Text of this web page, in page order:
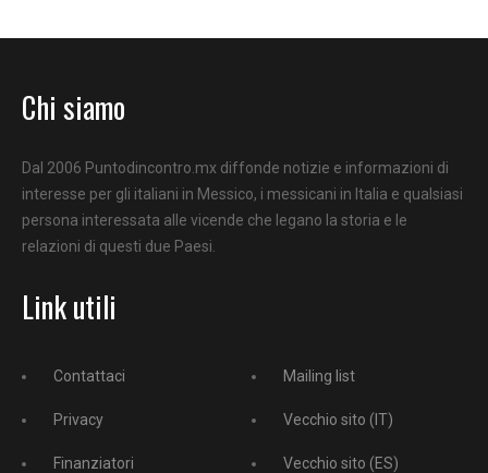
Chi siamo
Dal 2006 Puntodincontro.mx diffonde notizie e informazioni di
interesse per gli italiani in Messico, i messicani in Italia e qualsiasi
persona interessata alle vicende che legano la storia e le
relazioni di questi due Paesi.
Link utili
Contattaci
Privacy
Finanziatori
Mailing list
Vecchio sito (IT)
Vecchio sito (ES)